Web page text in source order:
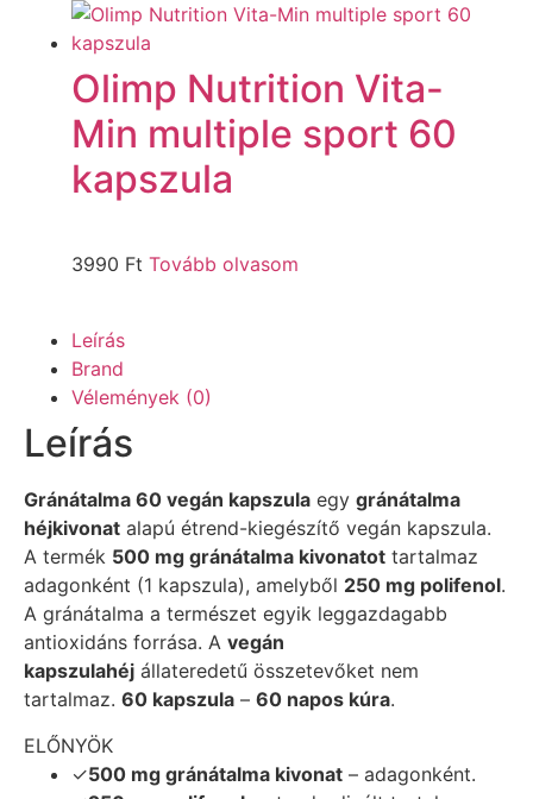
Olimp Nutrition Vita-
Min multiple sport 60
kapszula
3990 Ft Tovább olvasom
Leírás
Brand
Vélemények (0)
Leírás
Gránátalma 60 vegán kapszula egy gránátalma
héjkivonat alapú étrend-kiegészítő vegán kapszula.
A termék 500 mg gránátalma kivonatot tartalmaz
adagonként (1 kapszula), amelyből 250 mg polifenol.
A gránátalma a természet egyik leggazdagabb
antioxidáns forrása. A vegán
kapszulahéj állateredetű összetevőket nem
tartalmaz. 60 kapszula – 60 napos kúra.
ELŐNYÖK
✓500 mg gránátalma kivonat – adagonként.